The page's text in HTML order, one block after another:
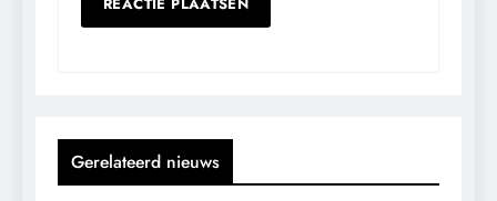
Gerelateerd nieuws